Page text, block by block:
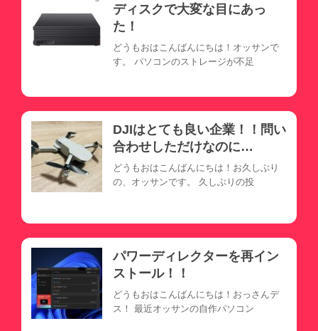
ディスクで大変な目にあっ
た！
どうもおはこんばんにちは！オッサンで
す。 パソコンのストレージが不足
DJIはとても良い企業！！問い
合わせしただけなのに…
どうもおはこんばんにちは！お久しぶり
の、オッサンです。 久しぶりの投
パワーディレクターを再イン
ストール！！
どうもおはこんばんにちは！おっさんデ
ス！ 最近オッサンの自作パソコン